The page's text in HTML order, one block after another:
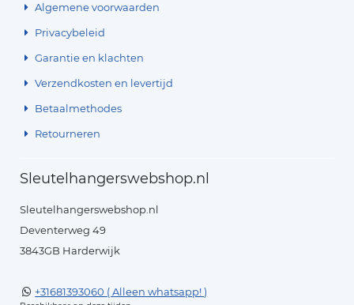
Algemene voorwaarden
Privacybeleid
Garantie en klachten
Verzendkosten en levertijd
Betaalmethodes
Retourneren
Sleutelhangerswebshop.nl
Sleutelhangerswebshop.nl
Deventerweg 49
3843GB Harderwijk
+31681393060 ( Alleen whatsapp! )